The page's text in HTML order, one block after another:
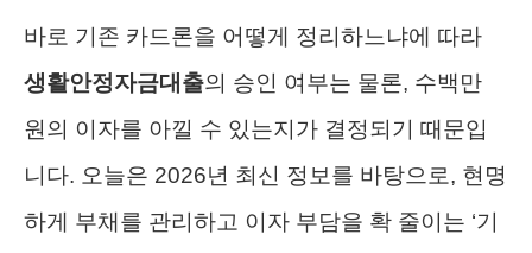
바로 기존 카드론을 어떻게 정리하느냐에 따라
생활안정자금대출의 승인 여부는 물론, 수백만
원의 이자를 아낄 수 있는지가 결정되기 때문입
니다. 오늘은 2026년 최신 정보를 바탕으로, 현명
하게 부채를 관리하고 이자 부담을 확 줄이는 ‘기